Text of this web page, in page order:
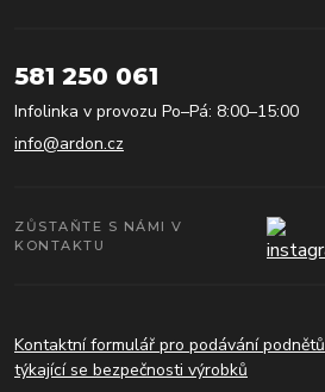
581 250 061
Infolinka v provozu Po–Pá: 8:00–15:00
info@ardon.cz
ZŮSTAŇTE S NÁMI V
KONTAKTU
Kontaktní formulář pro podávání podnětů
týkající se bezpečnosti výrobků